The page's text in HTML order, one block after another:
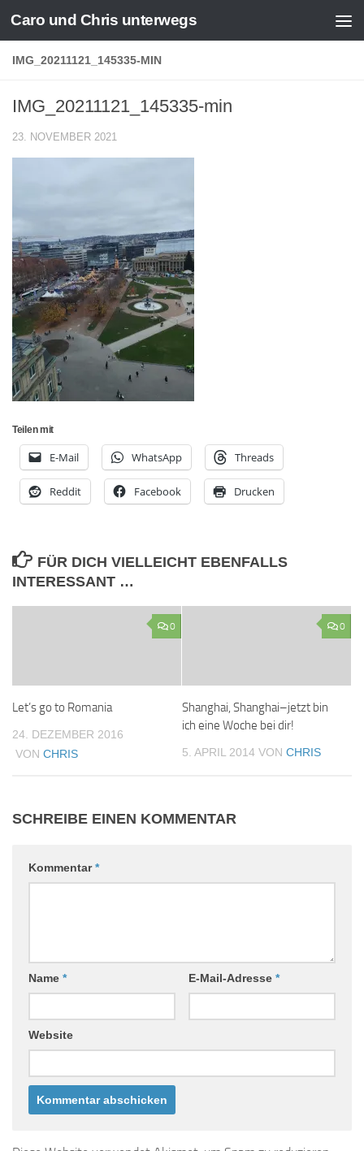
Zum Inhalt springen
Caro und Chris unterwegs
IMG_20211121_145335-MIN
IMG_20211121_145335-min
23. NOVEMBER 2021
Teilen mit
E-Mail WhatsApp Threads
Reddit Facebook Drucken
FÜR DICH VIELLEICHT EBENFALLS
INTERESSANT …
0
Let’s go to Romania
24. DEZEMBER 2016
VON CHRIS
0
Shanghai, Shanghai–jetzt bin
ich eine Woche bei dir!
5. APRIL 2014 VON CHRIS
SCHREIBE EINEN KOMMENTAR
Kommentar*
Name * E-Mail-Adresse *
Website